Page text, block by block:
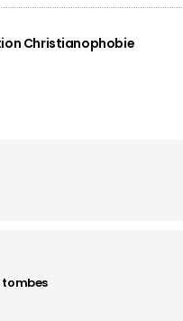
Christianophobie
tombes